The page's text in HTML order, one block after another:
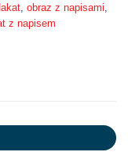
, obraz z napisami
z napisem